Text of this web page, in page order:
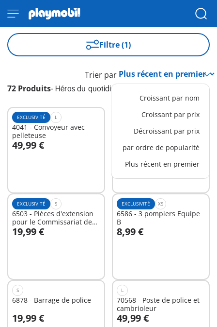
Filtre (1)
72 Produits- Héros du quotidien
Trier par
Croissant par nom
Croissant par prix
Décroissant par prix
par ordre de popularité
Plus récent en premier
EXCLUSIVITÉ L
4041 - Convoyeur avec
pelleteuse
49,99 €
Au panier
EXCLUSIVITÉ S
5398 - Chef des pompiers
avec voiturette
14,99 €
Au panier
EXCLUSIVITÉ S
6503 - Pièces d'extension
pour le Commissariat de
Police avec Prison/Système
d'alarme
19,99 €
Au panier
EXCLUSIVITÉ XS
6586 - 3 pompiers Equipe
B
8,99 €
Au panier
S
6878 - Barrage de police
19,99 €
Au panier
L
70568 - Poste de police et
cambrioleur
49,99 €
Au panier